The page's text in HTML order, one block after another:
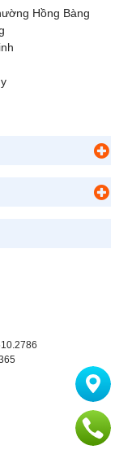
Hồng Bàng